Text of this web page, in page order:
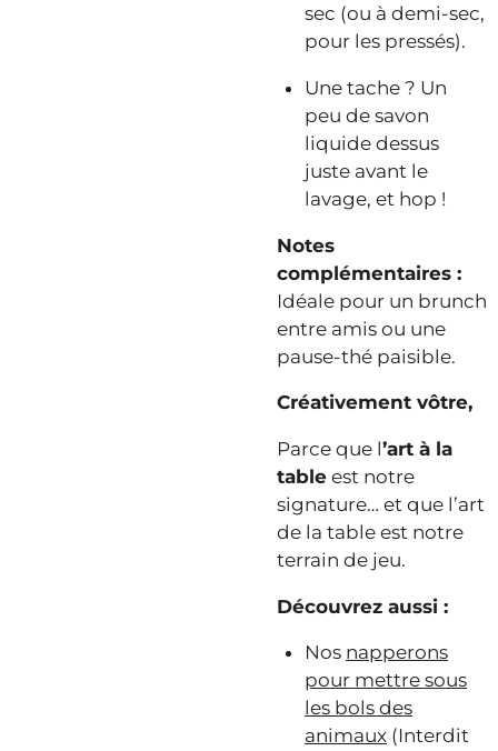
sec (ou à demi-sec,
pour les pressés).
Une tache ? Un
peu de savon
liquide dessus
juste avant le
lavage, et hop !
Notes
complémentaires :
Idéale pour un brunch
entre amis ou une
pause-thé paisible.
Créativement vôtre,
Parce que l’art à la
table est notre
signature… et que l’art
de la table est notre
terrain de jeu.
Découvrez aussi :
Nos napperons
pour mettre sous
les bols des
animaux (Interdit